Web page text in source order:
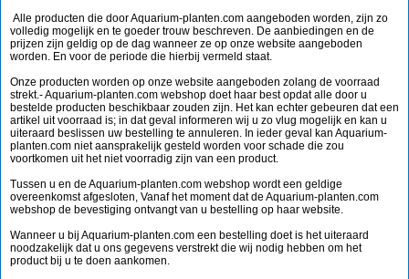
Alle producten die door Aquarium-planten.com aangeboden worden, zijn zo
volledig mogelijk en te goeder trouw beschreven. De aanbiedingen en de
prijzen zijn geldig op de dag wanneer ze op onze website aangeboden
worden. En voor de periode die hierbij vermeld staat.
Onze producten worden op onze website aangeboden zolang de voorraad
strekt.- Aquarium-planten.com webshop doet haar best opdat alle door u
bestelde producten beschikbaar zouden zijn. Het kan echter gebeuren dat een
artikel uit voorraad is; in dat geval informeren wij u zo vlug mogelijk en kan u
uiteraard beslissen uw bestelling te annuleren. In ieder geval kan Aquarium-
planten.com niet aansprakelijk gesteld worden voor schade die zou
voortkomen uit het niet voorradig zijn van een product.
Tussen u en de Aquarium-planten.com webshop wordt een geldige
overeenkomst afgesloten, Vanaf het moment dat de Aquarium-planten.com
webshop de bevestiging ontvangt van u bestelling op haar website.
Wanneer u bij Aquarium-planten.com een bestelling doet is het uiteraard
noodzakelijk dat u ons gegevens verstrekt die wij nodig hebben om het
product bij u te doen aankomen.